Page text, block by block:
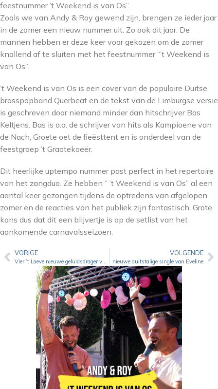
feestnummer ’t Weekend is van Os”.
Zoals we van Andy & Roy gewend zijn, brengen ze ieder jaar
in de zomer een nieuw nummer uit. Zo ook dit jaar. De
mannen hebben er deze keer voor gekozen om de zomer
knallend af te sluiten met het feestnummer “’t Weekend is
van Os”.
’t Weekend is van Os is een cover van de populaire Duitse
brasspopband Querbeat en de tekst van de Limburgse versie
is geschreven door niemand minder dan hitschrijver Bas
Keltjens. Bas is o.a. de schrijver van hits als Kampioene van
de Nach, Groete oet de fieësttent en is onderdeel van de
feestgroep ’t Graotekoeër.
Dit heerlijke uptempo nummer past perfect in het repertoire
van het zangduo. Ze hebben “ ’t Weekend is van Os” al een
aantal keer gezongen tijdens de optredens van afgelopen
zomer en de reacties van het publiek zijn fantastisch. Grote
kans dus dat dit een blijvertje is op de setlist van het
aankomende carnavalsseizoen.
VORIGE
Vier ’t Laeve nieuwe geluidsdrager van Spik & Span
VOLGENDE
nieuwe duitstalige single van Eveline